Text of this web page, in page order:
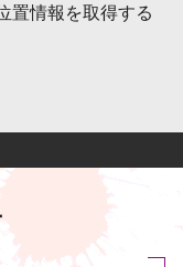
置情報を取得する